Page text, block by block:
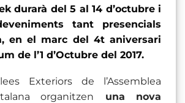
durarà del 5 al 14 d’octubre i
tant presencials
en el marc del 4t aniversari
de l’1 d’Octubre del 2017.
Exteriors de l’Assemblea
organitzen una nova